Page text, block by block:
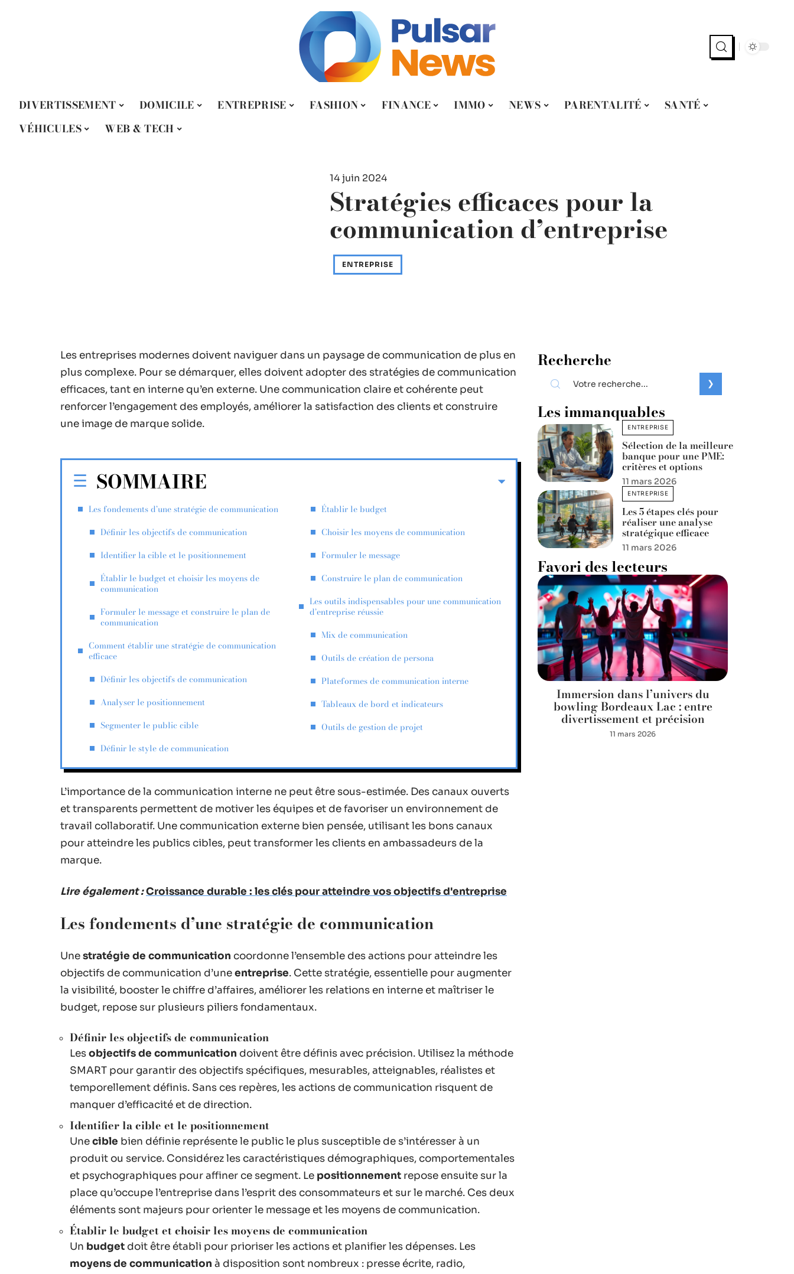
DIVERTISSEMENT DOMICILE ENTREPRISE FASHION FINANCE IMMO NEWS PARENTALITÉ
SANTÉ
VÉHICULES
WEB & TECH
14 juin 2024
Stratégies efficaces pour la
communication d’entreprise
ENTREPRISE
Les entreprises modernes doivent naviguer dans un paysage de communication de plus en
plus complexe. Pour se démarquer, elles doivent adopter des stratégies de communication
efficaces, tant en interne qu’en externe. Une communication claire et cohérente peut
renforcer l’engagement des employés, améliorer la satisfaction des clients et construire
une image de marque solide.
SOMMAIRE
Les fondements d’une stratégie de communication
Définir les objectifs de communication
Identifier la cible et le positionnement
Établir le budget et choisir les moyens de
communication
Formuler le message et construire le plan de
communication
Comment établir une stratégie de communication
efficace
Définir les objectifs de communication
Analyser le positionnement
Segmenter le public cible
Définir le style de communication
Établir le budget
Choisir les moyens de communication
Formuler le message
Construire le plan de communication
Les outils indispensables pour une communication
d’entreprise réussie
Mix de communication
Outils de création de persona
Plateformes de communication interne
Tableaux de bord et indicateurs
Outils de gestion de projet
L’importance de la communication interne ne peut être sous-estimée. Des canaux ouverts
et transparents permettent de motiver les équipes et de favoriser un environnement de
travail collaboratif. Une communication externe bien pensée, utilisant les bons canaux
pour atteindre les publics cibles, peut transformer les clients en ambassadeurs de la
marque.
Lire également :Croissance durable : les clés pour atteindre vos objectifs d'entreprise
Les fondements d’une stratégie de communication
Unestratégie de communication coordonne l’ensemble des actions pour atteindre les
objectifs de communication d’uneentreprise. Cette stratégie, essentielle pour augmenter
la visibilité, booster le chiffre d’affaires, améliorer les relations en interne et maîtriser le
budget, repose sur plusieurs piliers fondamentaux.
Définir les objectifs de communication
Lesobjectifs de communication doivent être définis avec précision. Utilisez la méthode
SMART pour garantir des objectifs spécifiques, mesurables, atteignables, réalistes et
temporellement définis. Sans ces repères, les actions de communication risquent de
manquer d’efficacité et de direction.
Identifier la cible et le positionnement
Unecible bien définie représente le public le plus susceptible de s’intéresser à un
produit ou service. Considérez les caractéristiques démographiques, comportementales
et psychographiques pour affiner ce segment. Le positionnement repose ensuite sur la
place qu’occupe l’entreprise dans l’esprit des consommateurs et sur le marché. Ces deux
éléments sont majeurs pour orienter le message et les moyens de communication.
Établir le budget et choisir les moyens de communication
Un budget doit être établi pour prioriser les actions et planifier les dépenses. Les
moyens de communication à disposition sont nombreux : presse écrite, radio,
Recherche
Les immanquables
ENTREPRISE
Sélection de la meilleure
banque pour une PME:
critères et options
11 mars 2026
ENTREPRISE
Les 5 étapes clés pour
réaliser une analyse
stratégique efficace
11 mars 2026
Favori des lecteurs
Immersion dans l’univers du
bowling Bordeaux Lac : entre
divertissement et précision
11 mars 2026